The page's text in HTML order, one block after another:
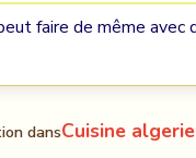
faire de même
dansCuisine